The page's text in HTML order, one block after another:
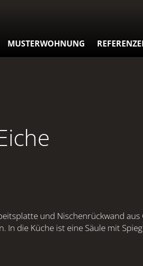
MUSTERWOHNUNG
und Nischenrückwand aus
die Küche ist eine Säule mit